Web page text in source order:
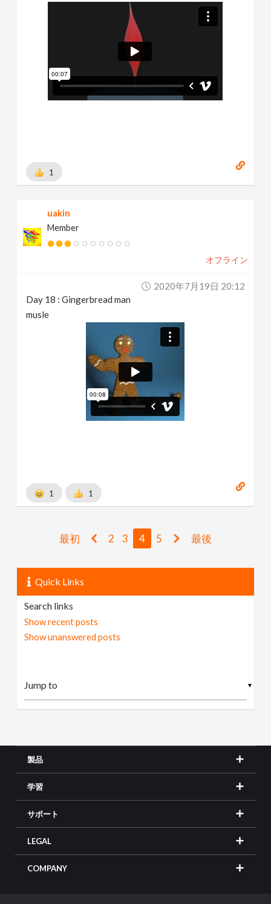
1
uakin
Member
オフライン
2020年7月19日 20:12
Day 18 : Gingerbread man
musle
1 1
最初 2 3 4 5 最後
Quick Links
Search links
Show recent posts
Show unanswered posts
▼
製品
学習
サポート
LEGAL
COMPANY